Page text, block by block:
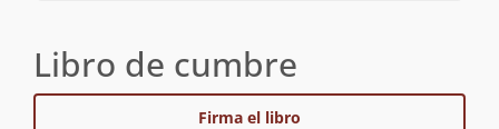
Libro de cumbre
Firma el libro